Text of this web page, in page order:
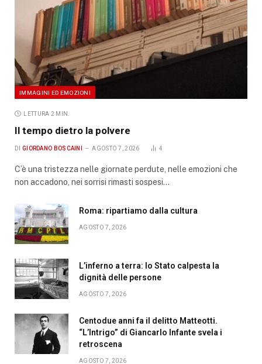
IMMAGINI ED EMOZIONI
LETTURA 2 MIN.
Il tempo dietro la polvere
DI GIORDANO BOSCAINI AGOSTO 7, 2026 4
C’è una tristezza nelle giornate perdute, nelle emozioni che
non accadono, nei sorrisi rimasti sospesi…
Roma: ripartiamo dalla cultura
AGOSTO 7, 2026
L’inferno a terra: lo Stato calpesta la
dignità delle persone
AGOSTO 7, 2026
Centodue anni fa il delitto Matteotti.
“L’Intrigo” di Giancarlo Infante svela i
retroscena
AGOSTO 7, 2026